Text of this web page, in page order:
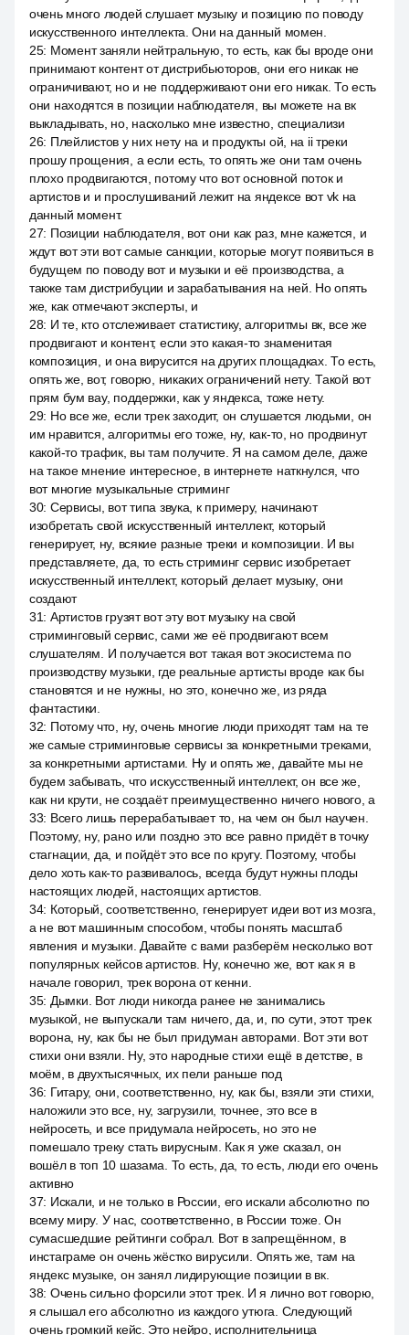
очень много людей слушает музыку и позицию по поводу
искусственного интеллекта. Они на данный момен.
25: Момент заняли нейтральную, то есть, как бы вроде они
принимают контент от дистрибьюторов, они его никак не
ограничивают, но и не поддерживают они его никак. То есть
они находятся в позиции наблюдателя, вы можете на вк
выкладывать, но, насколько мне известно, специализи
26: Плейлистов у них нету на и продукты ой, на ii треки
прошу прощения, а если есть, то опять же они там очень
плохо продвигаются, потому что вот основной поток и
артистов и и прослушиваний лежит на яндексе вот vk на
данный момент.
27: Позиции наблюдателя, вот они как раз, мне кажется, и
ждут вот эти вот самые санкции, которые могут появиться в
будущем по поводу вот и музыки и её производства, а
также там дистрибуции и зарабатывания на ней. Но опять
же, как отмечают эксперты, и
28: И те, кто отслеживает статистику, алгоритмы вк, все же
продвигают и контент, если это какая-то знаменитая
композиция, и она вирусится на других площадках. То есть,
опять же, вот, говорю, никаких ограничений нету. Такой вот
прям бум вау, поддержки, как у яндекса, тоже нету.
29: Но все же, если трек заходит, он слушается людьми, он
им нравится, алгоритмы его тоже, ну, как-то, но продвинут
какой-то трафик, вы там получите. Я на самом деле, даже
на такое мнение интересное, в интернете наткнулся, что
вот многие музыкальные стриминг
30: Сервисы, вот типа звука, к примеру, начинают
изобретать свой искусственный интеллект, который
генерирует, ну, всякие разные треки и композиции. И вы
представляете, да, то есть стриминг сервис изобретает
искусственный интеллект, который делает музыку, они
создают
31: Артистов грузят вот эту вот музыку на свой
стриминговый сервис, сами же её продвигают всем
слушателям. И получается вот такая вот экосистема по
производству музыки, где реальные артисты вроде как бы
становятся и не нужны, но это, конечно же, из ряда
фантастики.
32: Потому что, ну, очень многие люди приходят там на те
же самые стриминговые сервисы за конкретными треками,
за конкретными артистами. Ну и опять же, давайте мы не
будем забывать, что искусственный интеллект, он все же,
как ни крути, не создаёт преимущественно ничего нового, а
33: Всего лишь перерабатывает то, на чем он был научен.
Поэтому, ну, рано или поздно это все равно придёт в точку
стагнации, да, и пойдёт это все по кругу. Поэтому, чтобы
дело хоть как-то развивалось, всегда будут нужны плоды
настоящих людей, настоящих артистов.
34: Который, соответственно, генерирует идеи вот из мозга,
а не вот машинным способом, чтобы понять масштаб
явления и музыки. Давайте с вами разберём несколько вот
популярных кейсов артистов. Ну, конечно же, вот как я в
начале говорил, трек ворона от кенни.
35: Дымки. Вот люди никогда ранее не занимались
музыкой, не выпускали там ничего, да, и, по сути, этот трек
ворона, ну, как бы не был придуман авторами. Вот эти вот
стихи они взяли. Ну, это народные стихи ещё в детстве, в
моём, в двухтысячных, их пели раньше под
36: Гитару, они, соответственно, ну, как бы, взяли эти стихи,
наложили это все, ну, загрузили, точнее, это все в
нейросеть, и все придумала нейросеть, но это не
помешало треку стать вирусным. Как я уже сказал, он
вошёл в топ 10 шазама. То есть, да, то есть, люди его очень
активно
37: Искали, и не только в России, его искали абсолютно по
всему миру. У нас, соответственно, в России тоже. Он
сумасшедшие рейтинги собрал. Вот в запрещённом, в
инстаграме он очень жёстко вирусили. Опять же, там на
яндекс музыке, он занял лидирующие позиции в вк.
38: Очень сильно форсили этот трек. И я лично вот говорю,
я слышал его абсолютно из каждого утюга. Следующий
очень громкий кейс. Это нейро, исполнительница